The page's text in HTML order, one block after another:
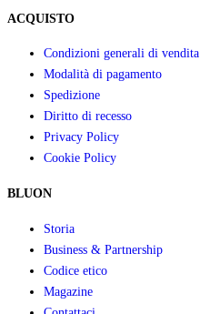
ACQUISTO
Condizioni generali di vendita
Modalità di pagamento
Spedizione
Diritto di recesso
Privacy Policy
Cookie Policy
BLUON
Storia
Business & Partnership
Codice etico
Magazine